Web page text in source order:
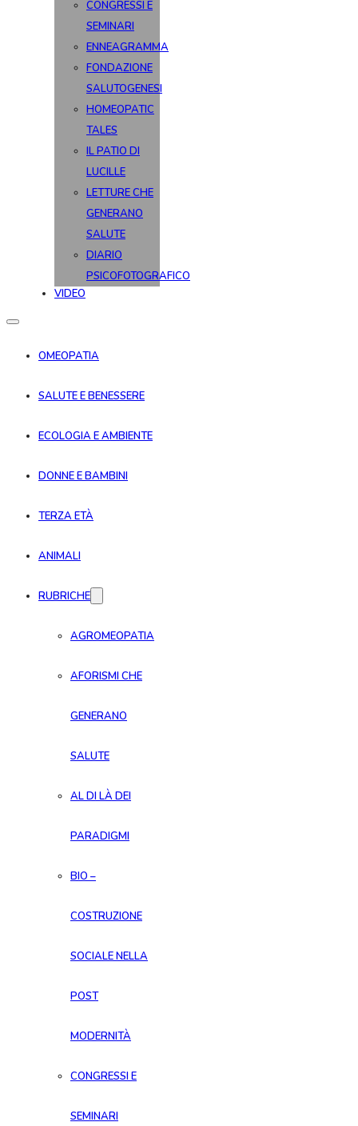
CONGRESSI E
SEMINARI
ENNEAGRAMMA
FONDAZIONE
SALUTOGENESI
HOMEOPATIC
TALES
IL PATIO DI
LUCILLE
LETTURE CHE
GENERANO
SALUTE
DIARIO
PSICOFOTOGRAFICO
VIDEO
OMEOPATIA
SALUTE E BENESSERE
ECOLOGIA E AMBIENTE
DONNE E BAMBINI
TERZA ETÀ
ANIMALI
RUBRICHE
AGROMEOPATIA
AFORISMI CHE
GENERANO
SALUTE
AL DI LÀ DEI
PARADIGMI
BIO –
COSTRUZIONE
SOCIALE NELLA
POST
MODERNITÀ
CONGRESSI E
SEMINARI